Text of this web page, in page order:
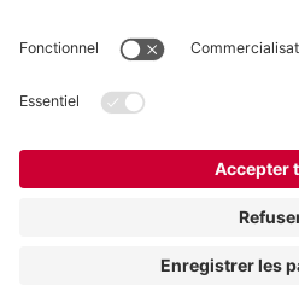
VOGELSANG BELGIUM N.V.
Slingerstraat 50